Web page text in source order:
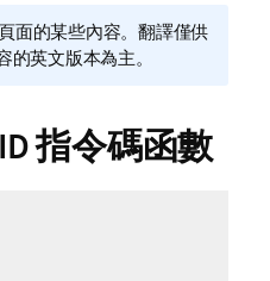
面的某些內容。翻譯僅供
英文版本為主。
指令碼函數